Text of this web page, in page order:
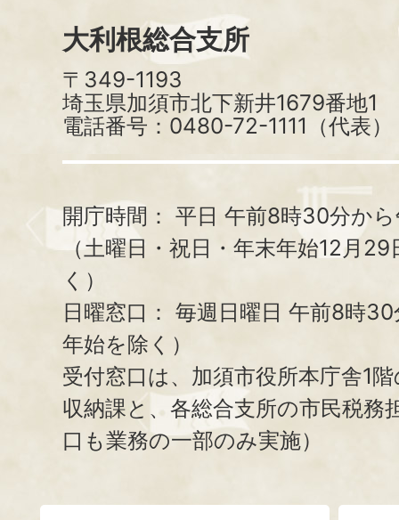
大利根総合支所
〒349-1193
埼玉県加須市北下新井1679番地1
電話番号：0480-72-1111（代表）
開庁時間： 平日 午前8時30分か
（土曜日・祝日・年末年始12月
く）
日曜窓口： 毎週日曜日 午前8時
年始を除く）
受付窓口は、加須市役所本庁舎1
収納課と、 各総合支所の市民税務
口も業務の一部のみ実施）